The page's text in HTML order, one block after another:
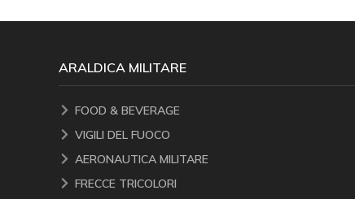
ARALDICA MILITARE
FOOD & BEVERAGE
VIGILI DEL FUOCO
AERONAUTICA MILITARE
FRECCE TRICOLORI